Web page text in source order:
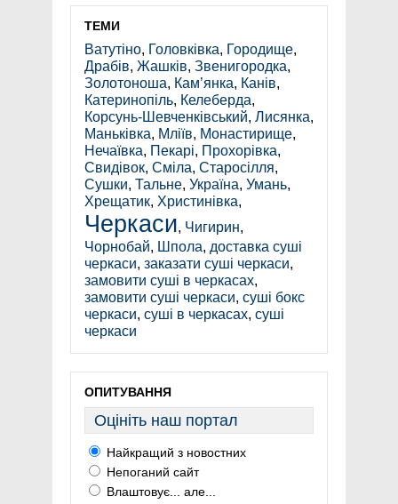
ТЕМИ
Ватутіно, Головківка, Городище,
Драбів, Жашків, Звенигородка,
Золотоноша, Кам’янка, Канів,
Катеринопіль, Келеберда,
Корсунь-Шевченківський, Лисянка,
Маньківка, Мліїв, Монастирище,
Нечаївка, Пекарі, Прохорівка,
Свидівок, Сміла, Старосілля,
Сушки, Тальне, Україна, Умань,
Хрещатик, Христинівка,
Черкаси, Чигирин,
Чорнобай, Шпола, доставка суші
черкаси, заказати суші черкаси,
замовити суші в черкасах,
замовити суші черкаси, суші бокс
черкаси, суші в черкасах, суші
черкаси
ОПИТУВАННЯ
Оцініть наш портал
Найкращий з новостних
Непоганий сайт
Влаштовує... але...